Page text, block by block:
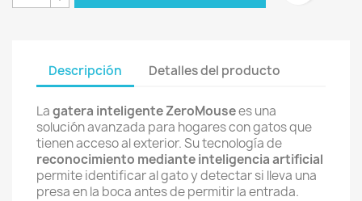
Descripción Detalles del producto
Lagatera inteligente ZeroMousees una
solución avanzada para hogares con gatos que
tienen acceso al exterior. Su tecnología de
reconocimiento mediante inteligencia artificial
permite identificar al gato y detectar si lleva una
presa en la boca antes de permitir la entrada.